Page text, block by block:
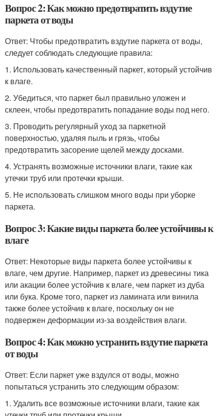
Вопрос 2: Как можно предотвратить вздутие
паркета от воды
Ответ: Чтобы предотвратить вздутие паркета от воды,
следует соблюдать следующие правила:
1. Использовать качественный паркет, который устойчив
к влаге.
2. Убедиться, что паркет был правильно уложен и
склеен, чтобы предотвратить попадание воды под него.
3. Проводить регулярный уход за паркетной
поверхностью, удаляя пыль и грязь, чтобы
предотвратить засорение щелей между досками.
4. Устранять возможные источники влаги, такие как
утечки труб или протечки крыши.
5. Не использовать слишком много воды при уборке
паркета.
Вопрос 3: Какие виды паркета более устойчивы к
влаге
Ответ: Некоторые виды паркета более устойчивы к
влаге, чем другие. Например, паркет из древесины тика
или акации более устойчив к влаге, чем паркет из дуба
или бука. Кроме того, паркет из ламината или винила
также более устойчив к влаге, поскольку он не
подвержен деформации из-за воздействия влаги.
Вопрос 4: Как можно устранить вздутие паркета
от воды
Ответ: Если паркет уже вздулся от воды, можно
попытаться устранить это следующим образом:
1. Удалить все возможные источники влаги, такие как